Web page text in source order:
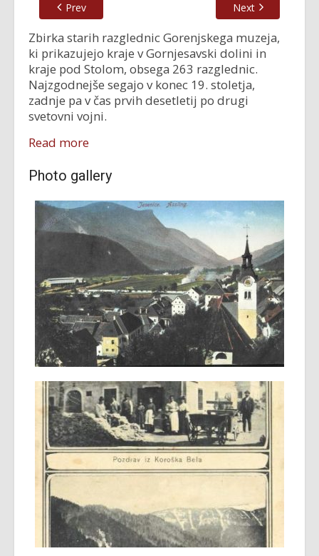
Prev Next
Zbirka starih razglednic Gorenjskega muzeja,
ki prikazujejo kraje v Gornjesavski dolini in
kraje pod Stolom, obsega 263 razglednic.
Najzgodnejše segajo v konec 19. stoletja,
zadnje pa v čas prvih desetletij po drugi
svetovni vojni.
Read more
Photo gallery